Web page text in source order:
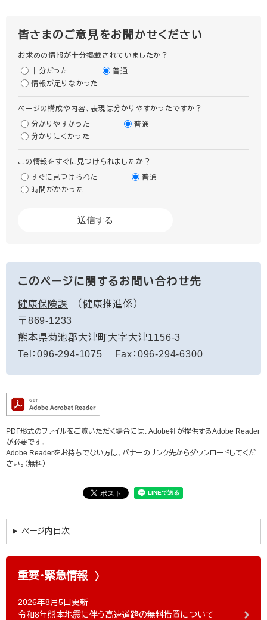
皆さまのご意見をお聞かせください
お求めの情報が十分掲載されていましたか？
十分だった
普通
情報が足りなかった
ページの構成や内容、表現は分かりやすかったですか？
分かりやすかった
普通
分かりにくかった
この情報をすぐに見つけられましたか？
すぐに見つけられた
普通
時間がかかった
このページに関するお問い合わせ先
健康保険課
健康推進係
〒869-1233
熊本県菊池郡大津町大字大津1156-3
Tel：096-294-1075
Fax：096-294-6300
PDF形式のファイルをご覧いただく場合には、Adobe社が提供するAdobe Reader
が必要です。
Adobe Readerをお持ちでない方は、バナーのリンク先からダウンロードしてくだ
さい。（無料）
ページ内目次
重要・緊急情報
2026年8月5日更新
令和8年熊本地震に伴う高速道路の無料措置について